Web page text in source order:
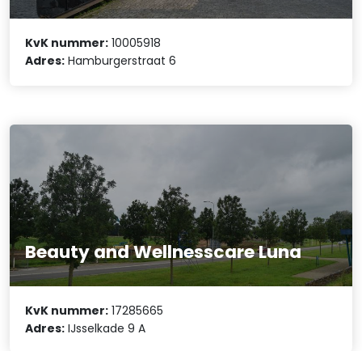
KvK nummer: 10005918
Adres: Hamburgerstraat 6
Beauty and Wellnesscare Luna
KvK nummer: 17285665
Adres: IJsselkade 9 A